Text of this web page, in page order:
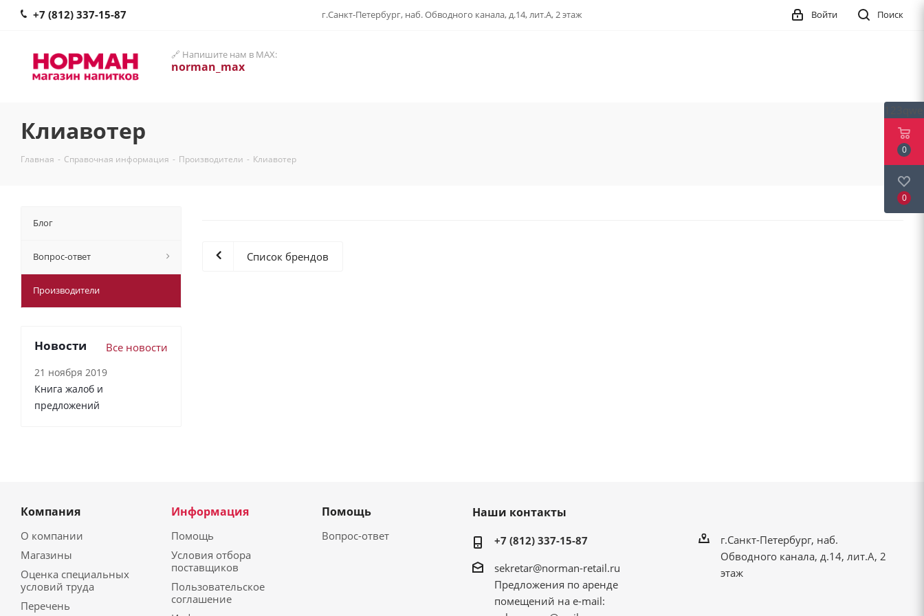
+7 (812) 337-15-87 г.Санкт-Петербург, наб. Обводного канала, д.14, лит.А, 2 этаж Поиск
Войти
🔗 Напишите нам в MAX:
norman_max
Клиавотер
Главная - Справочная информация - Производители - Клиавотер
Список брендов
Блог
Вопрос-ответ
Производители
Новости Все новости
21 ноября 2019
Книга жалоб и
предложений
Компания
О компании
Магазины
Оценка специальных
условий труда
Перечень
Информация
Помощь
Условия отбора
поставщиков
Пользовательское
соглашение
Помощь
Вопрос-ответ
Наши контакты
+7 (812) 337-15-87
sekretar@norman-retail.ru
Предложения по аренде
помещений на e-mail:
г.Санкт-Петербург, наб.
Обводного канала, д.14, лит.А, 2
этаж
0
0